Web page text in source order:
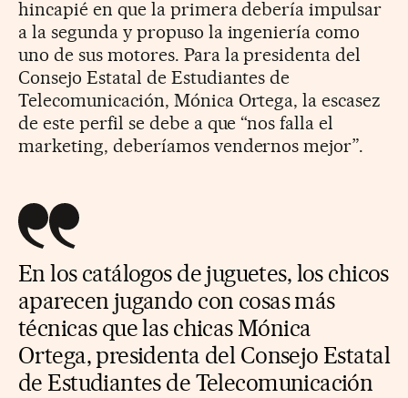
hincapié en que la primera debería impulsar
a la segunda y propuso la ingeniería como
uno de sus motores. Para la presidenta del
Consejo Estatal de Estudiantes de
Telecomunicación, Mónica Ortega, la escasez
de este perfil se debe a que “nos falla el
marketing, deberíamos vendernos mejor”.
En los catálogos de juguetes, los chicos
aparecen jugando con cosas más
técnicas que las chicas Mónica
Ortega, presidenta del Consejo Estatal
de Estudiantes de Telecomunicación